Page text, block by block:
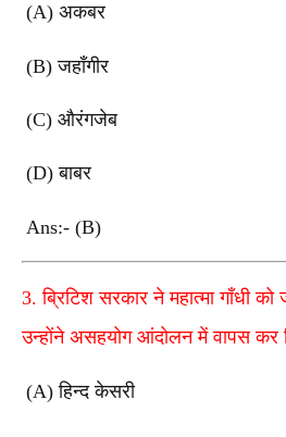
(A) अकबर
(B)जहाँगीर
(C) औरंगजेब
(D)बाबर
Ans:- (B)
3.ब्रिटिश सरकार ने महात्मा गाँधी
उन्होंने असहयोग आंदोलन में वापस कर
(A)हिन्द केसरी